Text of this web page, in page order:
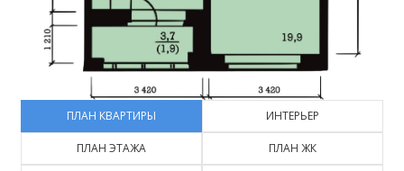
ПЛАН КВАРТИРЫ ИНТЕРЬЕР
ПЛАН ЭТАЖА ПЛАН ЖК